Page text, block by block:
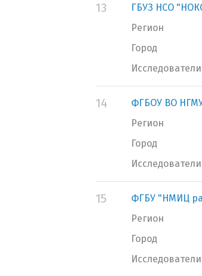
13
ГБУЗ НСО
Регион
Город
Исследователи
14
ФГБОУ ВО
Регион
Город
Исследователи
15
ФГБУ "НМИЦ
Регион
Город
Исследователи